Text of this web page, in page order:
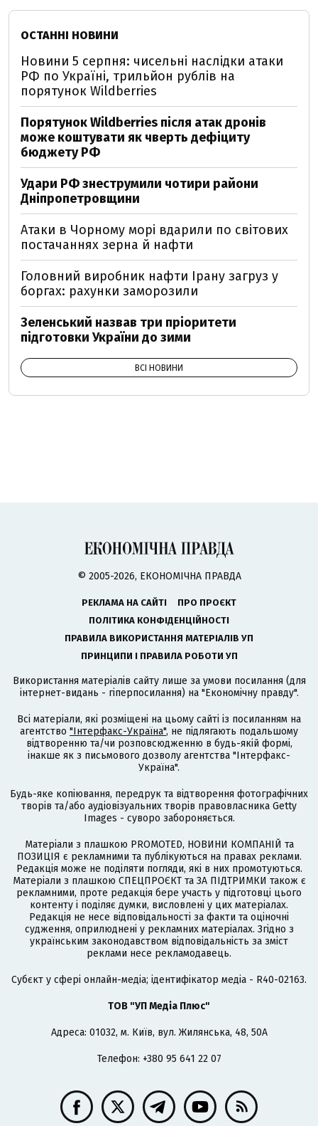
ОСТАННІ НОВИНИ
Новини 5 серпня: чисельні наслідки атаки
РФ по Україні, трильйон рублів на
порятунок Wildberries
Порятунок Wildberries після атак дронів
може коштувати як чверть дефіциту
бюджету РФ
Удари РФ знеструмили чотири райони
Дніпропетровщини
Атаки в Чорному морі вдарили по світових
постачаннях зерна й нафти
Головний виробник нафти Ірану загруз у
боргах: рахунки заморозили
Зеленський назвав три пріоритети
підготовки України до зими
ВСІ НОВИНИ
© 2005-2026, ЕКОНОМІЧНА ПРАВДА
РЕКЛАМА НА САЙТІ
ПРО ПРОЄКТ
ПОЛІТИКА КОНФІДЕНЦІЙНОСТІ
ПРАВИЛА ВИКОРИСТАННЯ МАТЕРІАЛІВ УП
ПРИНЦИПИ І ПРАВИЛА РОБОТИ УП
Використання матеріалів сайту лише за умови посилання (для
інтернет-видань - гіперпосилання) на "Економічну правду".
Всі матеріали, які розміщені на цьому сайті із посиланням на
агентство "Інтерфакс-Україна", не підлягають подальшому
відтворенню та/чи розповсюдженню в будь-якій формі,
інакше як з письмового дозволу агентства "Інтерфакс-
Україна".
Будь-яке копіювання, передрук та відтворення фотографічних
творів та/або аудіовізуальних творів правовласника Getty
Images - суворо забороняється.
Матеріали з плашкою PROMOTED, НОВИНИ КОМПАНІЙ та
ПОЗИЦІЯ є рекламними та публікуються на правах реклами.
Редакція може не поділяти погляди, які в них промотуються.
Матеріали з плашкою СПЕЦПРОЄКТ та ЗА ПІДТРИМКИ також є
рекламними, проте редакція бере участь у підготовці цього
контенту і поділяє думки, висловлені у цих матеріалах.
Редакція не несе відповідальності за факти та оціночні
судження, оприлюднені у рекламних матеріалах. Згідно з
українським законодавством відповідальність за зміст
реклами несе рекламодавець.
Cубєкт у сфері онлайн-медіа; ідентифікатор медіа - R40-02163.
ТОВ "УП Медіа Плюс"
Адреса: 01032, м. Київ, вул. Жилянська, 48, 50А
Телефон: +380 95 641 22 07